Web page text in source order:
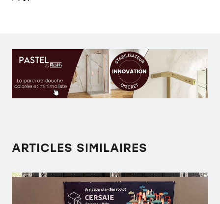
ARTICLES SIMILAIRES